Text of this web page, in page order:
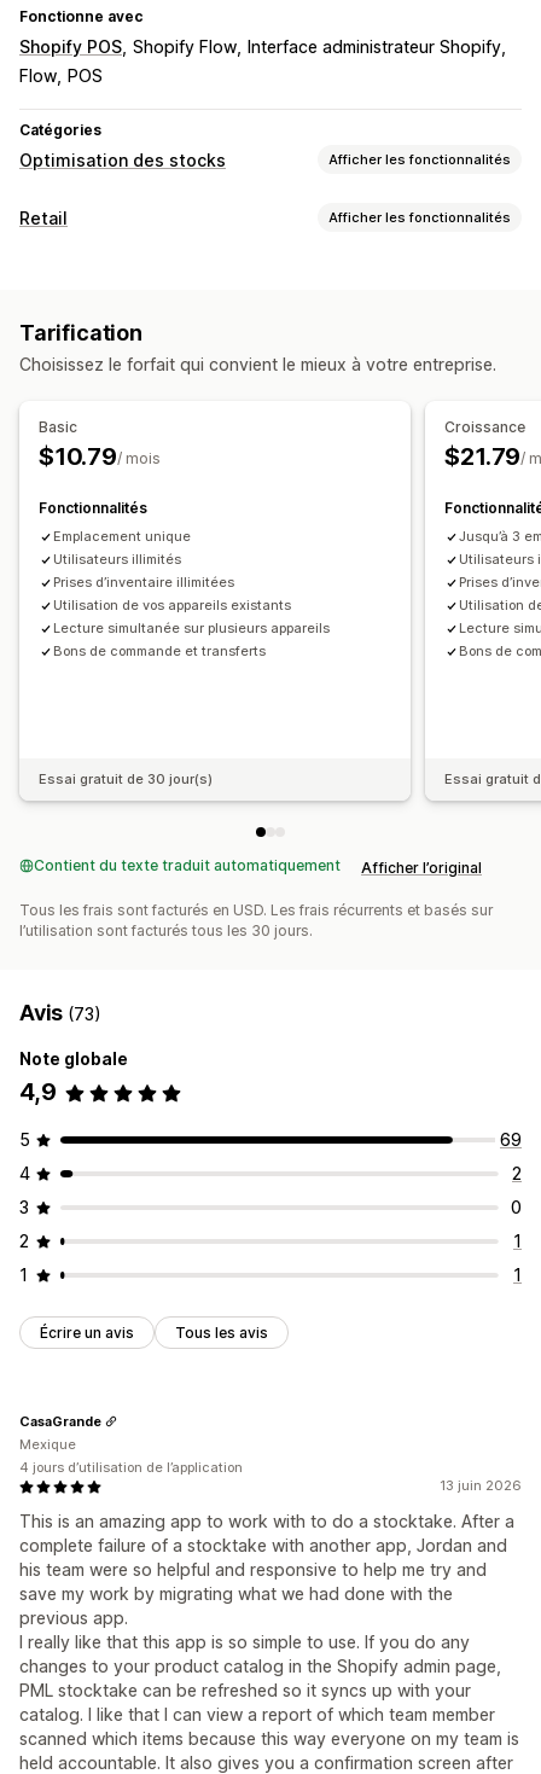
Fonctionne avec
Shopify POS Shopify Flow
Interface administrateur Shopify
Flow
POS
Catégories
Optimisation des stocks Afficher les fonctionnalités
Gestion des stocks
Importation et exportation
Planification des stocks Automatisation des flux de travail
Notifications et analyses de données
Notifications sur les produits à remettre en stock
Alertes de niveau de stock faible
Alertes sur les seuils
Rapports personnalisés
Analyses de données
Retail Afficher les fonctionnalités
Gestion des employés
Tarification
Choisissez le forfait qui convient le mieux à votre entreprise.
Basic
$10.79/ mois
Fonctionnalités
Emplacement unique
Utilisateurs illimités
Prises d’inventaire illimitées
Utilisation de vos appareils existants
Lecture simultanée sur plusieurs appareils
Bons de commande et transferts
Essai gratuit de 30 jour(s)
Croissance
$21.79/
Jusqu’à 3
Utilisateurs
Prises
Utilisation
Lecture
Bons de
Essai gratuit
Contient du texte traduit automatiquement Afficher l’original
Tous les frais sont facturés en USD. Les frais récurrents et basés sur
l’utilisation sont facturés tous les 30 jours.
Avis (73)
Note globale
4,9
5
69
4
2
3
0
2
1
1
1
Écrire un avis Tous les avis
13 juin 2026
This is an amazing app to work with to do a stocktake. After a
complete failure of a stocktake with another app, Jordan and
his team were so helpful and responsive to help me try and
save my work by migrating what we had done with the
previous app.
I really like that this app is so simple to use. If you do any
changes to your product catalog in the Shopify admin page,
PML stocktake can be refreshed so it syncs up with your
catalog. I like that I can view a report of which team member
scanned which items because this way everyone on my team is
held accountable. It also gives you a confirmation screen after
CasaGrande
Mexique
4 jours d’utilisation de l’application